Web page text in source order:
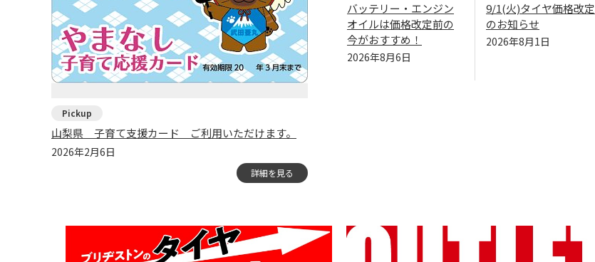
山梨県 子育て支援カード ご利用いただけます。
2026年2月6日
詳細を見る
バッテリー・エンジン
オイルは価格改定前の
今がおすすめ！
2026年8月6日
9/1(火)タイヤ価格改定
のお知らせ
2026年8月1日